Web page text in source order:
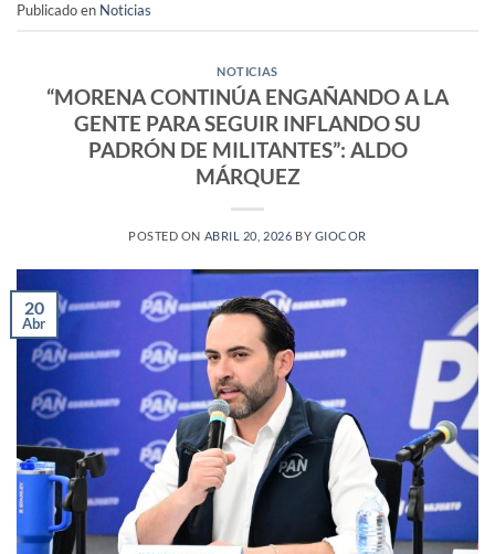
Publicado en Noticias
NOTICIAS
“MORENA CONTINÚA ENGAÑANDO A LA
GENTE PARA SEGUIR INFLANDO SU
PADRÓN DE MILITANTES”: ALDO
MÁRQUEZ
POSTED ON ABRIL 20, 2026 BY GIOCOR
20
Abr